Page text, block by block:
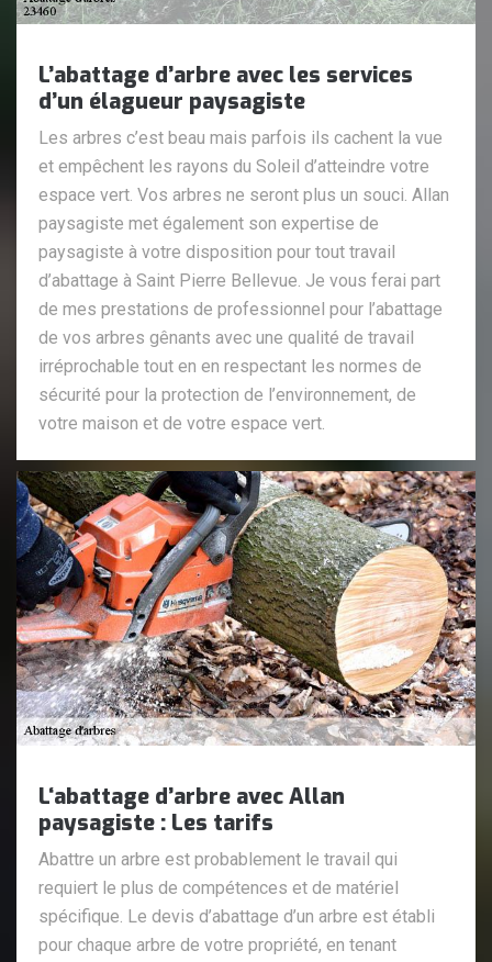
L’abattage d’arbre avec les services
d’un élagueur paysagiste
Les arbres c’est beau mais parfois ils cachent la vue
et empêchent les rayons du Soleil d’atteindre votre
espace vert. Vos arbres ne seront plus un souci. Allan
paysagiste met également son expertise de
paysagiste à votre disposition pour tout travail
d’abattage à Saint Pierre Bellevue. Je vous ferai part
de mes prestations de professionnel pour l’abattage
de vos arbres gênants avec une qualité de travail
irréprochable tout en en respectant les normes de
sécurité pour la protection de l’environnement, de
votre maison et de votre espace vert.
L‘abattage d’arbre avec Allan
paysagiste : Les tarifs
Abattre un arbre est probablement le travail qui
requiert le plus de compétences et de matériel
spécifique. Le devis d’abattage d’un arbre est établi
pour chaque arbre de votre propriété, en tenant